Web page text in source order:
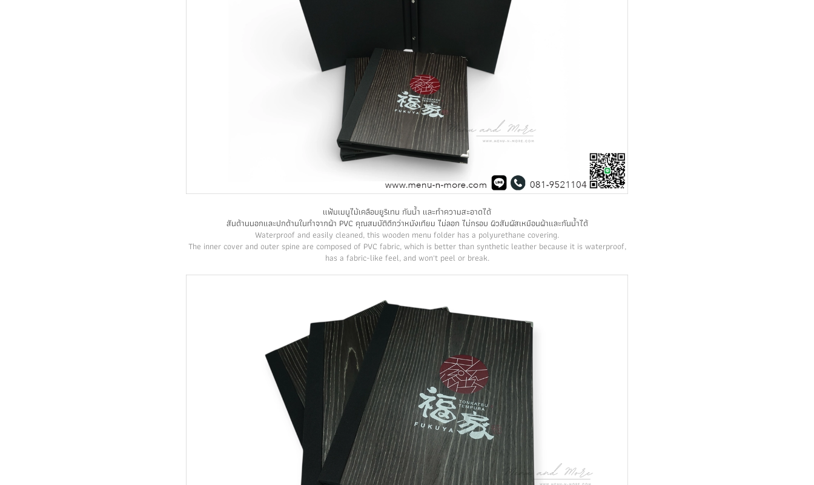
แฟ้มเมนูไม้เคลือบยูริเทน กันน้ำ และทำความสะอาดได้
สันด้านนอกและปกด้านในทำจากผ้า PVC คุณสมบัติดีกว่าหนังเทียม ไม่ลอก ไม่กรอบ ผิวสัมผัสเหมือนผ้าและกันน้ำได้
Waterproof and easily cleaned, this wooden menu folder has a polyurethane covering.
The inner cover and outer spine are composed of PVC fabric, which is better than synthetic leather because it is waterproof,
has a fabric-like feel, and won't peel or break.